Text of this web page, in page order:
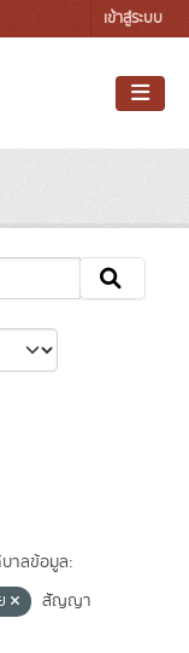
เข้าสู่ระบบ
าลข้อมูล:
สัญญา